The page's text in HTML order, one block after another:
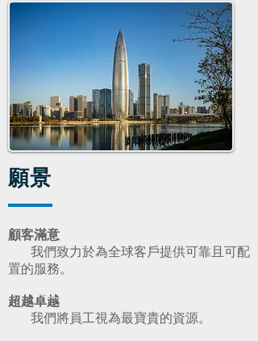
​願景
顧客滿意
我們致力於為全球客戶提供可靠且可配
置的服務。
超越卓越
我們將員工視為最寶貴的資源。